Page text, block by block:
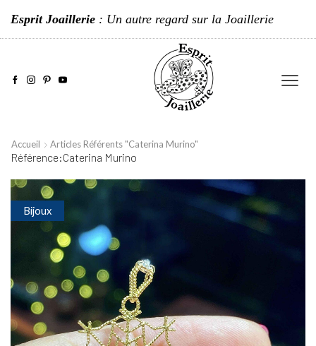
Esprit Joaillerie : Un autre regard sur la Joaillerie
Accueil Articles Référents "Caterina Murino"
Référence:Caterina Murino
Bijoux